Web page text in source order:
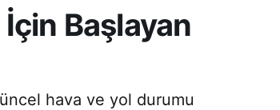
Başlayan
hava ve yol durumu